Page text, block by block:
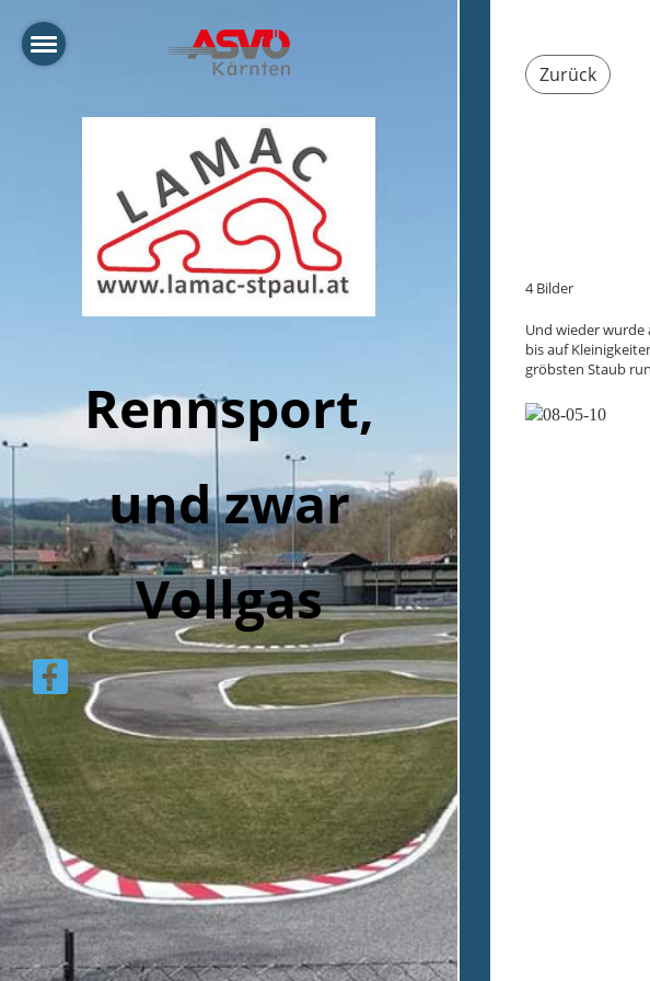
Rennsport,
und zwar
Vollgas
Zurück
4 Bilder
Und wieder wurde
bis auf
gröbsten Staub